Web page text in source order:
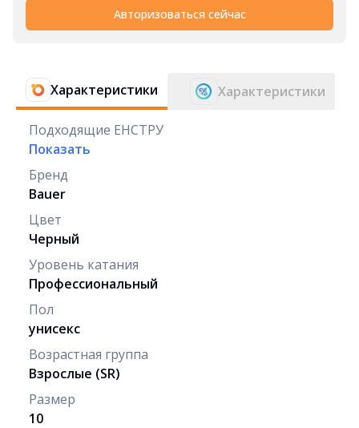
Авторизоваться сейчас
Характеристики Характеристики
Подходящие ЕНСТРУ
Показать
Бренд
Bauer
Цвет
Черный
Уровень катания
Профессиональный
Пол
унисекс
Возрастная группа
Взрослые (SR)
Размер
10